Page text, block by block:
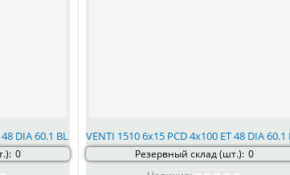
DIA 60.1 BL
0
VENTI 1510 6x15 PCD 4x100 ET 48 DIA 60.1
Резервный склад (шт.): 0